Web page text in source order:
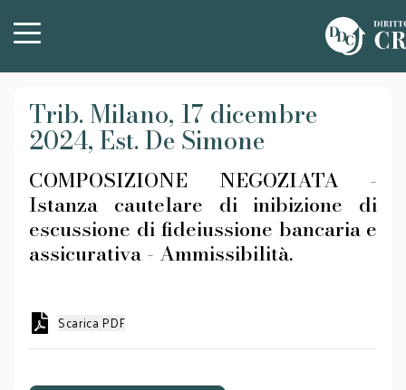
Trib. Milano, 17 dicembre
2024, Est. De Simone
COMPOSIZIONE NEGOZIATA -
Istanza cautelare di inibizione di
escussione di fideiussione bancaria e
assicurativa - Ammissibilità.
Scarica PDF